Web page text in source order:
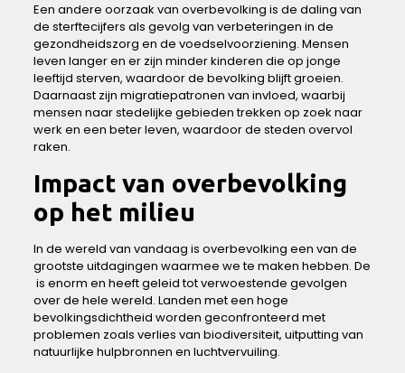
Een andere oorzaak⁤ van ‍overbevolking is de ⁢daling van
‌de sterftecijfers als gevolg ⁢van verbeteringen in de
⁢gezondheidszorg en de voedselvoorziening. Mensen
leven langer en er ⁢zijn minder ​kinderen die op jonge
leeftijd sterven, waardoor de‌ bevolking ‍blijft groeien.⁣
Daarnaast zijn migratiepatronen​ van invloed, waarbij​
mensen ⁢naar stedelijke‌ gebieden​ trekken‍ op zoek naar‍
werk en een ⁤beter leven,⁣ waardoor de steden overvol
raken.
Impact van⁤ overbevolking
⁢op⁣ het⁤ milieu
In de ‌wereld ⁤van ‌vandaag is overbevolking‍ een van de
grootste uitdagingen waarmee we te maken hebben. De
⁤ is enorm en heeft geleid tot verwoestende gevolgen
‌over de⁢ hele wereld.⁢ Landen ⁣met ‍een hoge
bevolkingsdichtheid worden geconfronteerd met
problemen zoals verlies van biodiversiteit, uitputting van
natuurlijke hulpbronnen⁣ en luchtvervuiling.